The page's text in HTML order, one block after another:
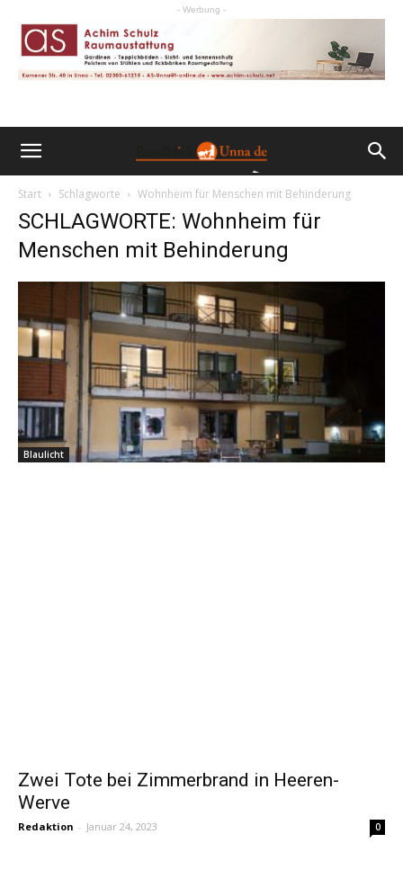
- Werbung -
Start Schlagworte Wohnheim für Menschen mit Behinderung
SCHLAGWORTE: Wohnheim für
Menschen mit Behinderung
Blaulicht
Zwei Tote bei Zimmerbrand in Heeren-
Werve
Redaktion - Januar 24, 2023 0